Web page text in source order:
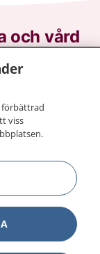
och vård
om
kontakta.
dina
för
Visa
förbättrad
viss